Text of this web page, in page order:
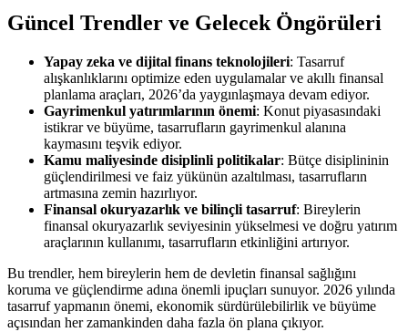
Güncel Trendler ve Gelecek Öngörüleri
Yapay zeka ve dijital finans teknolojileri: Tasarruf
alışkanlıklarını optimize eden uygulamalar ve akıllı finansal
planlama araçları, 2026’da yaygınlaşmaya devam ediyor.
Gayrimenkul yatırımlarının önemi: Konut piyasasındaki
istikrar ve büyüme, tasarrufların gayrimenkul alanına
kaymasını teşvik ediyor.
Kamu maliyesinde disiplinli politikalar: Bütçe disiplininin
güçlendirilmesi ve faiz yükünün azaltılması, tasarrufların
artmasına zemin hazırlıyor.
Finansal okuryazarlık ve bilinçli tasarruf: Bireylerin
finansal okuryazarlık seviyesinin yükselmesi ve doğru yatırım
araçlarının kullanımı, tasarrufların etkinliğini artırıyor.
Bu trendler, hem bireylerin hem de devletin finansal sağlığını
koruma ve güçlendirme adına önemli ipuçları sunuyor. 2026 yılında
tasarruf yapmanın önemi, ekonomik sürdürülebilirlik ve büyüme
açısından her zamankinden daha fazla ön plana çıkıyor.